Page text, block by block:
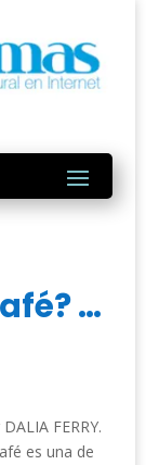
…
FERRY.
es una de